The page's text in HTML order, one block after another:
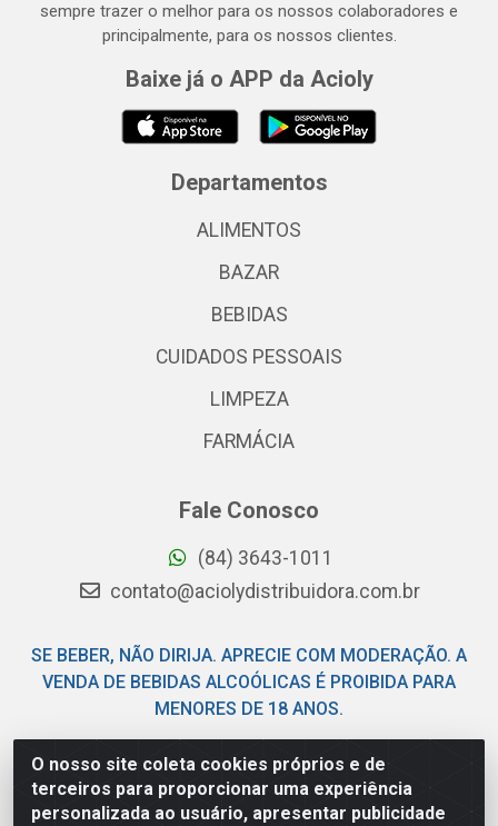
O nosso site coleta cookies próprios e de
terceiros para proporcionar uma experiência
personalizada ao usuário, apresentar publicidade
sempre trazer o melhor para os nossos colaboradores e
principalmente, para os nossos clientes.
Baixe já o APP da Acioly
Departamentos
ALIMENTOS
BAZAR
BEBIDAS
CUIDADOS PESSOAIS
LIMPEZA
FARMÁCIA
Fale Conosco
(84) 3643-1011
contato@aciolydistribuidora.com.br
SE BEBER, NÃO DIRIJA. APRECIE COM MODERAÇÃO. A
VENDA DE BEBIDAS ALCOÓLICAS É PROIBIDA PARA
MENORES DE 18 ANOS.
Acioly Distribuidora - Av Piloto Pereira Tim - Parque de
Exposições - Parnamirim/RN - CEP 59146-480 - CNPJ